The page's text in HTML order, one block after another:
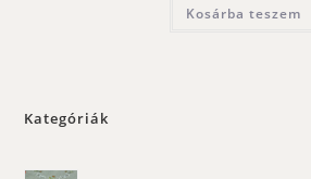
Kosárba teszem
Kategóriák